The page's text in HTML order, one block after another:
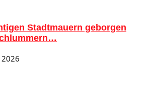
Stadtmauern geborgen